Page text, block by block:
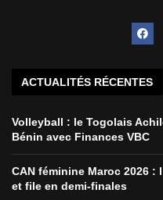
ACTUALITÉS RÉCENTES
Volleyball : le Togolais
Bénin avec Finances VBC
CAN féminine Maroc 2026 :
et file en demi-finales